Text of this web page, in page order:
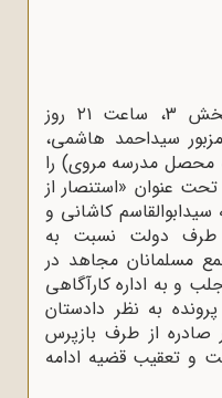
طبق گزارش کلانتری بخش 3، ساعت ۲۱ روز
سیداحمد هاشمی،
(۱۸ساله محصل مدرسه مروی) را
تحت عنوان «استنصار از
کاشانی و
طرف دولت نسبت به
مسلمانان مجاهد در
و به اداره کارآگاهی
به نظر دادستان
صادره از طرف بازپرس
و تعقیب قضیه ادامه